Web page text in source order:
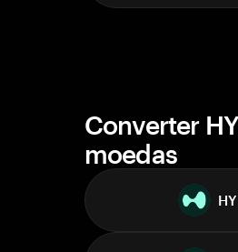
Converter
moedas